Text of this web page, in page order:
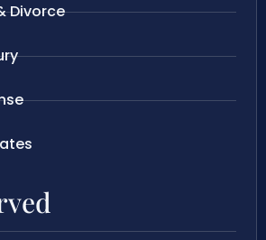
Divorce